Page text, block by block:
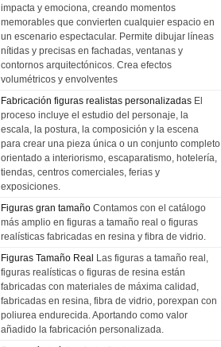
impacta y emociona, creando momentos
memorables que convierten cualquier espacio en
un escenario espectacular. Permite dibujar líneas
nítidas y precisas en fachadas, ventanas y
contornos arquitectónicos. Crea efectos
volumétricos y envolventes
Fabricación figuras realistas personalizadas El
proceso incluye el estudio del personaje, la
escala, la postura, la composición y la escena
para crear una pieza única o un conjunto completo
orientado a interiorismo, escaparatismo, hotelería,
tiendas, centros comerciales, ferias y
exposiciones.
Figuras gran tamaño Contamos con el catálogo
más amplio en figuras a tamaño real o figuras
realísticas fabricadas en resina y fibra de vidrio.
Figuras Tamaño Real Las figuras a tamaño real,
figuras realísticas o figuras de resina están
fabricadas con materiales de máxima calidad,
fabricadas en resina, fibra de vidrio, porexpan con
poliurea endurecida. Aportando como valor
añadido la fabricación personalizada.